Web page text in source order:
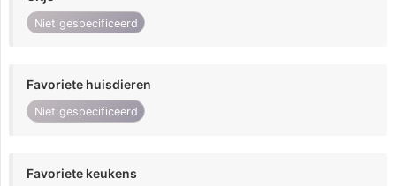
Niet gespecificeerd
Favoriete huisdieren
Niet gespecificeerd
Favoriete keukens